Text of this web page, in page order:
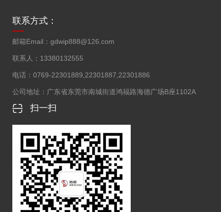
联系方式：
邮箱Email： gdwip888@126.com
联系人： 13380132555
电话： 0769-22301889,22301887,22301886
公司地址： 广东省东莞市南城街道鸿福路海德广场B座1102A
扫一扫